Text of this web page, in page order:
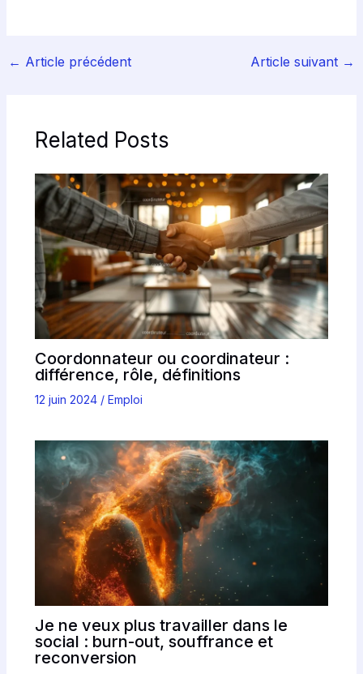
← Article précédent Article suivant →
Related Posts
Coordonnateur ou coordinateur :
différence, rôle, définitions
12 juin 2024 / Emploi
Je ne veux plus travailler dans le
social : burn-out, souffrance et
reconversion